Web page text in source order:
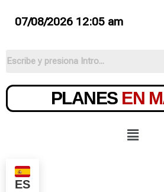
07/08/2026 12:05 am
PLANES EN
ES